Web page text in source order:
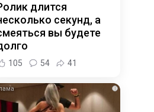
длится
секунд, а
вы будете
105 54 41
i